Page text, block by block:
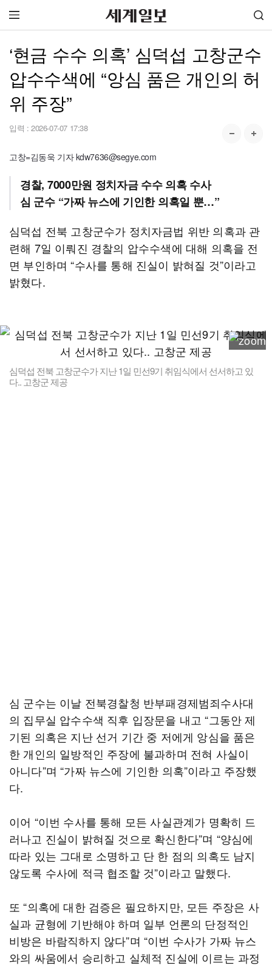
‘현금 수수 의혹’ 심덕섭 고창군수
압수수색에 “앙심 품은 개인의 허
위 주장”
입력 : 2026-07-07 17:38
고창=김동욱 기자 kdw7636@segye.com
경찰, 7000만원 정치자금 수수 의혹 수사
심 군수 “가짜 뉴스에 기인한 의혹일 뿐…”
심덕섭 전북 고창군수가 정치자금법 위반 의혹과 관
련해 7일 이뤄진 경찰의 압수수색에 대해 의혹을 전
면 부인하며 “수사를 통해 진실이 밝혀질 것”이라고
밝혔다.
심덕섭 전북 고창군수가 지난 1일 민선9기 취임식에서 선서하고 있
다.. 고창군 제공
심 군수는 이날 전북경찰청 반부패경제범죄수사대
의 집무실 압수수색 직후 입장문을 내고 “그동안 제
기된 의혹은 지난 선거 기간 중 저에게 앙심을 품은
한 개인의 일방적인 주장에 불과하며 전혀 사실이
아니다”며 “가짜 뉴스에 기인한 의혹”이라고 주장했
다.
이어 “이번 수사를 통해 모든 사실관계가 명확히 드
러나고 진실이 밝혀질 것으로 확신한다”며 “양심에
따라 있는 그대로 소명하고 단 한 점의 의혹도 남지
않도록 수사에 적극 협조할 것”이라고 말했다.
또 “의혹에 대한 검증은 필요하지만, 모든 주장은 사
실과 균형에 기반해야 하며 일부 언론의 단정적인
비방은 바람직하지 않다”며 “이번 수사가 가짜 뉴스
와의 싸움에서 승리하고 실체적 진실에 이르는 과정